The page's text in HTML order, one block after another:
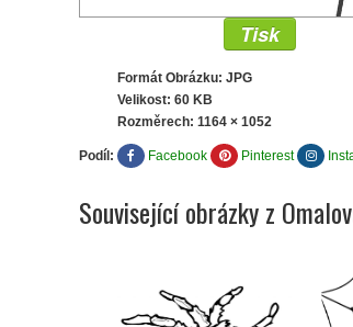
Tisk
Formát Obrázku: JPG
Velikost: 60 KB
Rozměrech: 1164 × 1052
Podíl: Facebook Pinterest
Související obrázky z